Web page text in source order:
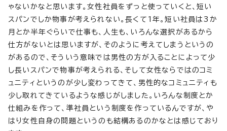
ゃないかなと思います。女性社員をずっと使っていくと、短い
スパンでしか物事が考えられない。長くて1年。短い社員は3か
月とか半年ぐらいで仕事も、人生も、いろんな選択があるから
仕方がないとは思いますが、そのように考えてしまうというの
があるので、そういう意味では男性の方が入ることによって少
し長いスパンで物事が考えられる、そして女性ならではのコミ
ュニティというのが少し変わってきて、男性的なコミュニティも
少し取れてきているような感じがしました。いろんな制度とか
仕組みを作って、準社員という制度を作っているんですが、や
はり女性自身の問題というのも結構あるのかなとは感じており